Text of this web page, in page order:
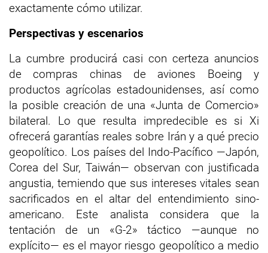
exactamente cómo utilizar.
Perspectivas y escenarios
La cumbre producirá casi con certeza anuncios
de compras chinas de aviones Boeing y
productos agrícolas estadounidenses, así como
la posible creación de una «Junta de Comercio»
bilateral. Lo que resulta impredecible es si Xi
ofrecerá garantías reales sobre Irán y a qué precio
geopolítico. Los países del Indo-Pacífico —Japón,
Corea del Sur, Taiwán— observan con justificada
angustia, temiendo que sus intereses vitales sean
sacrificados en el altar del entendimiento sino-
americano. Este analista considera que la
tentación de un «G-2» táctico —aunque no
explícito— es el mayor riesgo geopolítico a medio